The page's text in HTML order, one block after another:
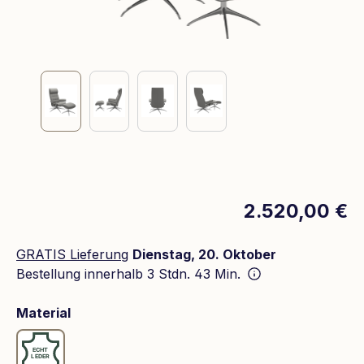
2.520,00 €
GRATIS Lieferung Dienstag, 20. Oktober
Bestellung innerhalb 3 Stdn. 43 Min.
Materialauswählen